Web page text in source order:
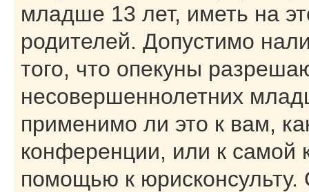
младше 13 лет, иметь на
родителей. Допустимо
того, что опекуны
несовершеннолетних
применимо ли это к вам,
конференции, или к самой
помощью к